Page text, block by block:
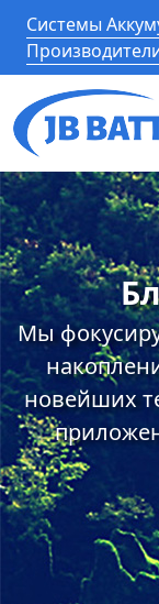
Системы
Мы
новейших